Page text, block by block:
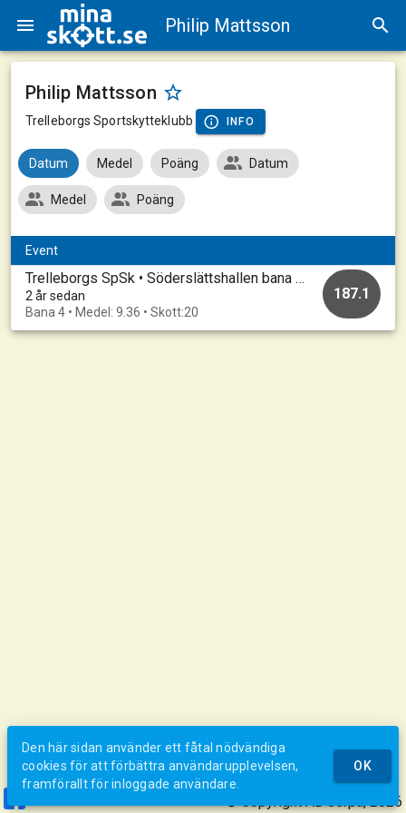
Philip Mattsson
Philip Mattsson
Trelleborgs Sportskytteklubb INFO
Datum Medel Poäng Datum
Medel Poäng
Event
Trelleborgs SpSk • Söderslättshallen bana 1-10 • 20230812_A
2 år sedan
Bana 4 • Medel: 9.36 • Skott:20
187.1
© Copyright AB Jerpa, 2026
Den här sidan använder ett fåtal nödvändiga
cookies för att förbättra användarupplevelsen,
framförallt för inloggade användare.
OK